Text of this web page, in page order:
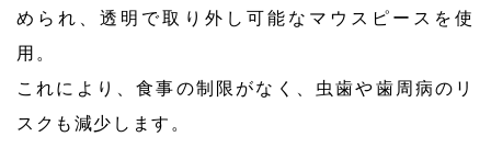
められ、透明で取り外し可能なマウスピースを使
用。
これにより、食事の制限がなく、虫歯や歯周病のリ
スクも減少します。